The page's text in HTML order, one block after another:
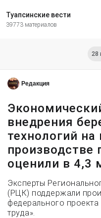
Туапсинские вести
39773 материалов
28
Редакция
внедрения
технологий на
производстве
оценили в 4,3
Эксперты
(РЦК) поддержали
федерального проекта
труда».